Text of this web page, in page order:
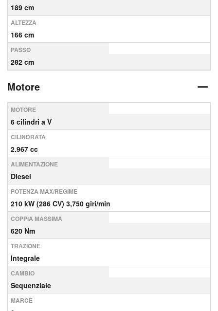
189 cm
ALTEZZA
166 cm
PASSO
282 cm
Motore
MOTORE
6 cilindri a V
CILINDRATA
2.967 cc
ALIMENTAZIONE
Diesel
POTENZA MAX/REGIME
210 kW (286 CV) 3,750 giri/min
COPPIA MASSIMA
620 Nm
TRAZIONE
Integrale
CAMBIO
Sequenziale
MARCE